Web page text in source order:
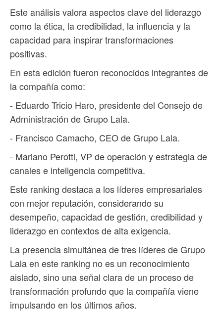
Este análisis valora aspectos clave del liderazgo
como la ética, la credibilidad, la influencia y la
capacidad para inspirar transformaciones
positivas.
En esta edición fueron reconocidos integrantes de
la compañía como:
- Eduardo Tricio Haro, presidente del Consejo de
Administración de Grupo Lala.
- Francisco Camacho, CEO de Grupo Lala.
- Mariano Perotti, VP de operación y estrategia de
canales e inteligencia competitiva.
Este ranking destaca a los líderes empresariales
con mejor reputación, considerando su
desempeño, capacidad de gestión, credibilidad y
liderazgo en contextos de alta exigencia.
La presencia simultánea de tres líderes de Grupo
Lala en este ranking no es un reconocimiento
aislado, sino una señal clara de un proceso de
transformación profundo que la compañía viene
impulsando en los últimos años.